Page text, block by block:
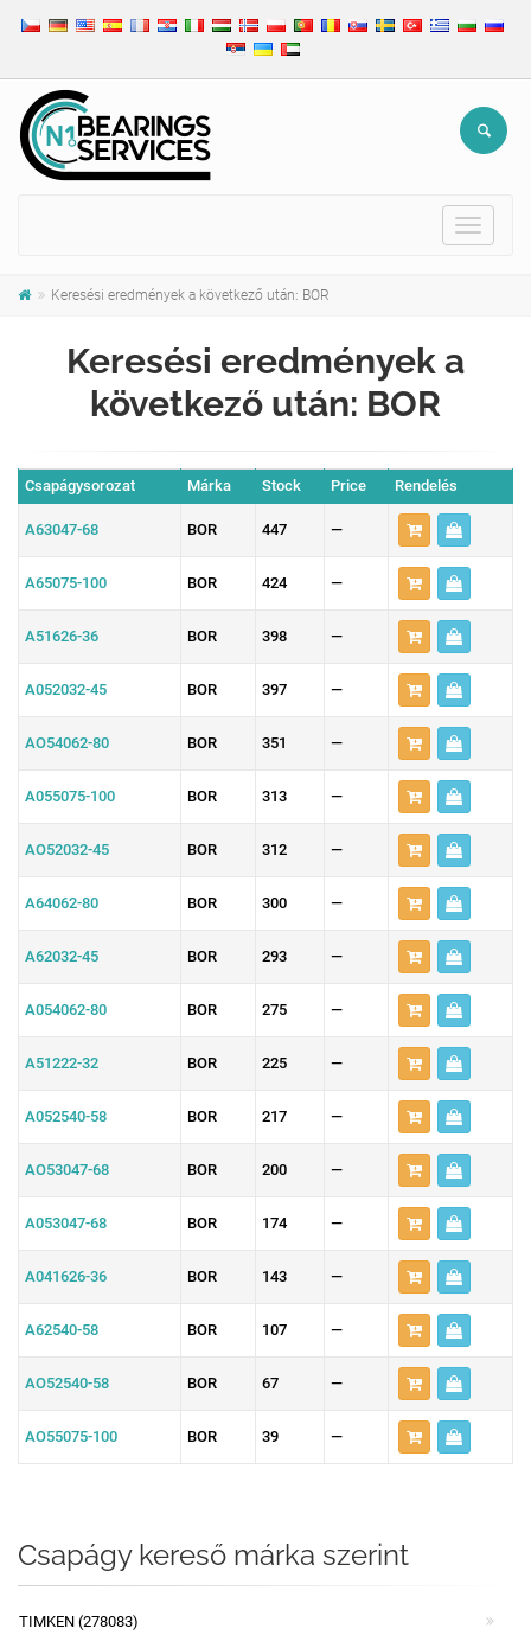
Toggle
Keresési eredmények a következő után: BOR
Keresési eredmények a
következő után: BOR
Csapágysorozat Márka Stock Price Rendelés
A63047-68 BOR 447 —
A65075-100 BOR 424 —
A51626-36 BOR 398 —
A052032-45 BOR 397 —
AO54062-80 BOR 351 —
A055075-100 BOR 313 —
AO52032-45 BOR 312 —
A64062-80 BOR 300 —
A62032-45 BOR 293 —
A054062-80 BOR 275 —
A51222-32 BOR 225 —
A052540-58 BOR 217 —
AO53047-68 BOR 200 —
A053047-68 BOR 174 —
A041626-36 BOR 143 —
A62540-58 BOR 107 —
AO52540-58 BOR 67 —
AO55075-100 BOR 39 —
Csapágy kereső márka szerint
TIMKEN (278083)